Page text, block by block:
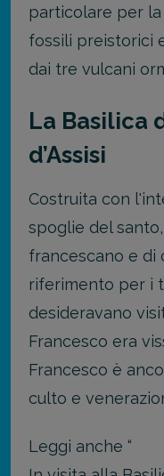
particolare per
fossili preistorici
dai tre vulcani
La Basilica
d’Assisi
Costruita con
spoglie del
francescano e di
riferimento per i
desideravano
Francesco era
Francesco è
culto e
Leggi anche “